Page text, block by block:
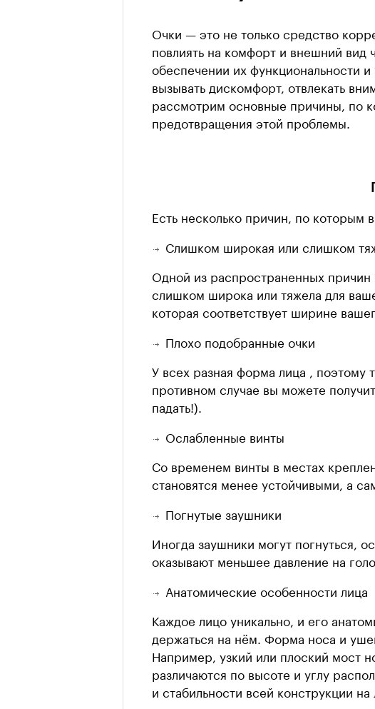
Очки — это не только средство
повлиять на комфорт и внешний вид
обеспечении их функциональности
вызывать дискомфорт, отвлекать
рассмотрим основные причины, по
предотвращения этой проблемы.
Есть несколько причин, по которым
Слишком широкая или слишком
Одной из распространенных причин
слишком широка или тяжела для
которая соответствует ширине
Плохо подобранные очки
У всех разная форма лица ,
противном случае вы можете
падать!).
Ослабленные винты
Со временем винты в местах
становятся менее устойчивыми, а
Погнутые заушники
Иногда заушники могут погнуться,
оказывают меньшее давление на
Анатомические особенности лица
Каждое лицо уникально, и его
держаться на нём. Форма носа и
Например, узкий или плоский мост
различаются по высоте и углу
и стабильности всей конструкции на